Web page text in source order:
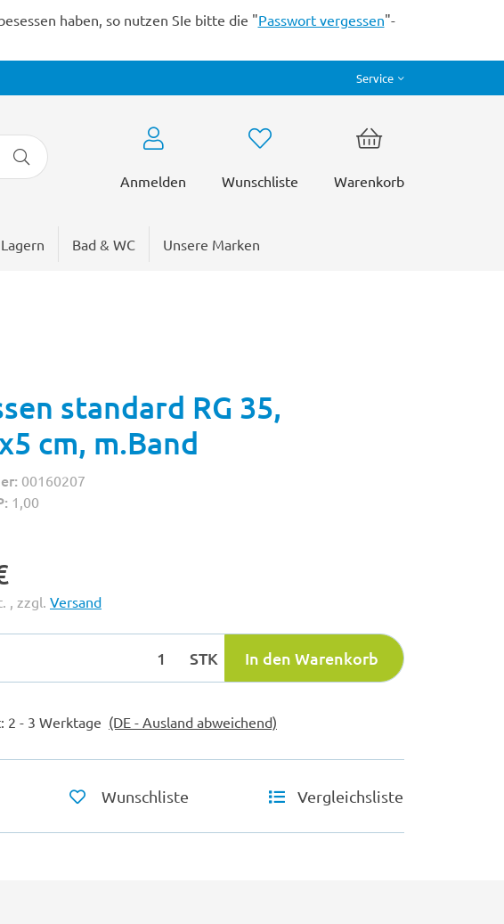
haben, so nutzen SIe bitte die "Passwort vergessen"-
Service
Anmelden Wunschliste Warenkorb
Bad & WC Unsere Marken
standard RG 35,
cm, m.Band
00160207
1,00
, zzgl. Versand
STK In den Warenkorb
2 - 3 Werktage (DE - Ausland abweichend)
Wunschliste Vergleichsliste